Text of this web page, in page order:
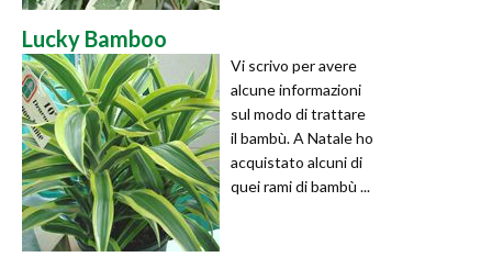
Lucky Bamboo
Vi scrivo per avere
alcune informazioni
sul modo di trattare
il bambù. A Natale ho
acquistato alcuni di
quei rami di bambù ...